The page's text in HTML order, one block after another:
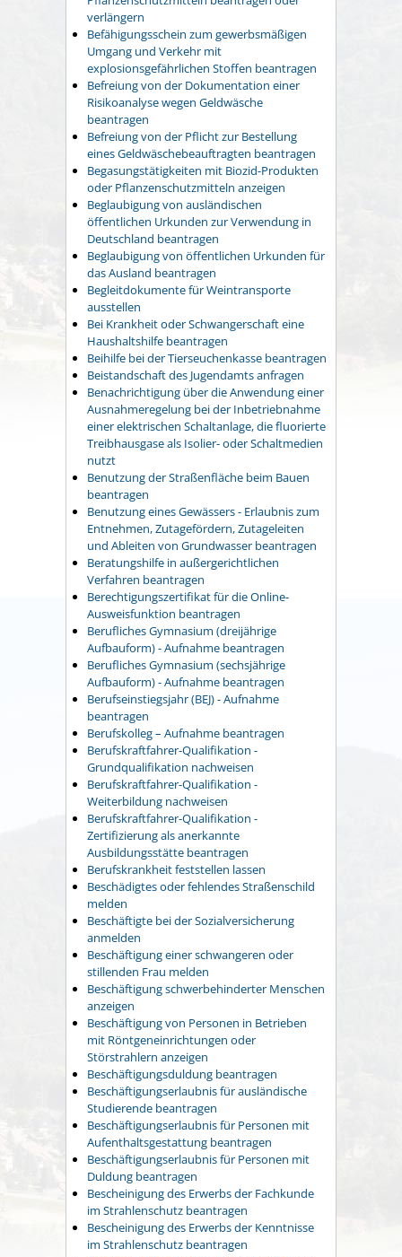
verlängern
Befähigungsschein zum gewerbsmäßigen
Umgang und Verkehr mit
explosionsgefährlichen Stoffen beantragen
Befreiung von der Dokumentation einer
Risikoanalyse wegen Geldwäsche
beantragen
Befreiung von der Pflicht zur Bestellung
eines Geldwäschebeauftragten beantragen
Begasungstätigkeiten mit Biozid-Produkten
oder Pflanzenschutzmitteln anzeigen
Beglaubigung von ausländischen
öffentlichen Urkunden zur Verwendung in
Deutschland beantragen
Beglaubigung von öffentlichen Urkunden für
das Ausland beantragen
Begleitdokumente für Weintransporte
ausstellen
Bei Krankheit oder Schwangerschaft eine
Haushaltshilfe beantragen
Beihilfe bei der Tierseuchenkasse beantragen
Beistandschaft des Jugendamts anfragen
Benachrichtigung über die Anwendung einer
Ausnahmeregelung bei der Inbetriebnahme
einer elektrischen Schaltanlage, die fluorierte
Treibhausgase als Isolier- oder Schaltmedien
nutzt
Benutzung der Straßenfläche beim Bauen
beantragen
Benutzung eines Gewässers - Erlaubnis zum
Entnehmen, Zutagefördern, Zutageleiten
und Ableiten von Grundwasser beantragen
Beratungshilfe in außergerichtlichen
Verfahren beantragen
Berechtigungszertifikat für die Online-
Ausweisfunktion beantragen
Berufliches Gymnasium (dreijährige
Aufbauform) - Aufnahme beantragen
Berufliches Gymnasium (sechsjährige
Aufbauform) - Aufnahme beantragen
Berufseinstiegsjahr (BEJ) - Aufnahme
beantragen
Berufskolleg – Aufnahme beantragen
Berufskraftfahrer-Qualifikation -
Grundqualifikation nachweisen
Berufskraftfahrer-Qualifikation -
Weiterbildung nachweisen
Berufskraftfahrer-Qualifikation -
Zertifizierung als anerkannte
Ausbildungsstätte beantragen
Berufskrankheit feststellen lassen
Beschädigtes oder fehlendes Straßenschild
melden
Beschäftigte bei der Sozialversicherung
anmelden
Beschäftigung einer schwangeren oder
stillenden Frau melden
Beschäftigung schwerbehinderter Menschen
anzeigen
Beschäftigung von Personen in Betrieben
mit Röntgeneinrichtungen oder
Störstrahlern anzeigen
Beschäftigungsduldung beantragen
Beschäftigungserlaubnis für ausländische
Studierende beantragen
Beschäftigungserlaubnis für Personen mit
Aufenthaltsgestattung beantragen
Beschäftigungserlaubnis für Personen mit
Duldung beantragen
Bescheinigung des Erwerbs der Fachkunde
im Strahlenschutz beantragen
Bescheinigung des Erwerbs der Kenntnisse
im Strahlenschutz beantragen